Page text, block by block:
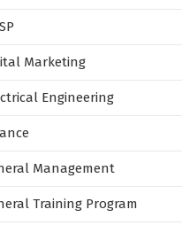
Marketing
Engineering
Management
Training Program